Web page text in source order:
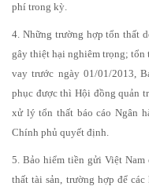
phí trong kỳ.
4. Những trường hợp tổn thất
gây thiệt hại nghiêm trọng; tổn
vay trước ngày 01/01/2013,
phục được thì Hội đồng quản
xử lý tổn thất báo cáo Ngân
Chính phủ quyết định.
5. Bảo hiểm tiền gửi Việt
thất tài sản, trường hợp để